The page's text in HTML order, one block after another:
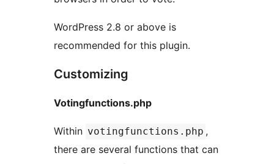
WordPress 2.8 or above is
recommended for this plugin.
Customizing
Votingfunctions.php
Within votingfunctions.php ,
there are several functions that can